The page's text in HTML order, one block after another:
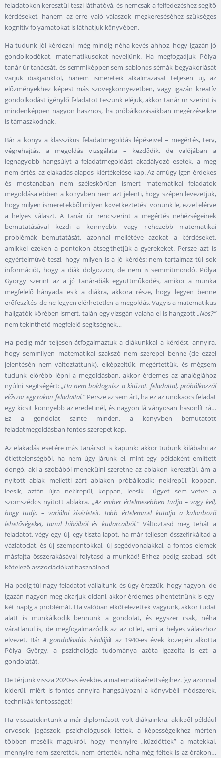
feladatokon keresztül teszi láthatóvá, és nemcsak a felfedezéshez segítő
kérdéseket, hanem az erre való válaszok megkereséséhez szükséges
kognitív folyamatokat is láthatjuk könyvében.
Ha tudunk jól kérdezni, még mindig néha kevés ahhoz, hogy igazán jó
gondolkodókat, matematikusokat neveljünk. Ha megfogadjuk Pólya
tanár úr tanácsát, és semmiképpen sem sablonos sémák begyakorlását
várjuk diákjainktól, hanem ismereteik alkalmazását teljesen új, az
előzményekhez képest más szövegkörnyezetben, vagy igazán kreatív
gondolkodást igénylő feladatot teszünk eléjük, akkor tanár úr szerint is
mindenképpen nagyon hasznos, ha próbálkozásaikban megérzéseikre
is támaszkodnak.
Bár a könyv a klasszikus feladatmegoldás lépéseivel – megértés, terv,
végrehajtás, a megoldás vizsgálata – kezdődik, de valójában a
legnagyobb hangsúlyt a feladatmegoldást akadályozó esetek, a meg
nem értés, az elakadás alapos kiértékelése kap. Az amúgy igen érdekes
és mostanában nem széleskörűen ismert matematikai feladatok
megoldása ebben a könyvben nem azt jelenti, hogy szépen levezetjük,
hogy milyen ismeretekből milyen következtetést vonunk le, ezzel elérve
a helyes választ. A tanár úr rendszerint a megértés nehézségeinek
bemutatásával kezdi a könnyebb, vagy nehezebb matematikai
problémák bemutatását, azonnal mellétéve azokat a kérdéseket,
amikkel ezeken a pontokon átsegíthetjük a gyerekeket. Persze azt is
egyértelművé teszi, hogy milyen is a jó kérdés: nem tartalmaz túl sok
információt, hogy a diák dolgozzon, de nem is semmitmondó. Pólya
György szerint az a jó tanár-diák együttműködés, amikor a munka
megfelelő hányada esik a diákra, akkora része, hogy legyen benne
erőfeszítés, de ne legyen elérhetetlen a megoldás. Vagyis a matematikus
hallgatók körében ismert, talán egy vizsgán valaha el is hangzott „Nos?”
nem tekinthető megfelelő segítségnek…
Ha pedig már teljesen átfogalmaztuk a diákunkkal a kérdést, annyira,
hogy semmilyen matematikai szakszó nem szerepel benne (de ezzel
jelentésén nem változtattunk), elképzeltük, megértettük, és mégsem
tudunk előrébb lépni a megoldásban, akkor érdemes az analógiához
nyúlni segítségért: „Ha nem boldogulsz a kitűzött feladattal, próbálkozzál
először egy rokon feladattal.”Persze az sem árt, ha ez az unokaöcs feladat
egy kicsit könnyebb az eredetinél, és nagyon látványosan hasonlít rá…
Ez a gondolat szinte minden, a könyvben bemutatott
feladatmegoldásban fontos szerepet kap.
Az elakadás esetére más tanácsot is kapunk: akkor tudunk kilábalni az
ötlettelenségből, ha nem úgy járunk el, mint egy példaként említett
dongó, aki a szobából menekülni szeretne az ablakon keresztül, ám a
nyitott ablak melletti zárt ablakon próbálkozik: nekirepül, koppan,
leesik, aztán újra nekirepül, koppan, leesik… ügyet sem vetve a
szomszédos nyitott ablakra. „Az ember értelmesebben tudja – vagy kell,
hogy tudja – variálni kísérleteit. Több értelemmel kutatja a különböző
lehetőségeket, tanul hibáiból és kudarcaiból.”Változtasd meg tehát a
feladatot, végy egy új, egy tiszta lapot, ha már teljesen összefirkáltad a
vázlatodat, és új szempontokkal, új segédvonalakkal, a fontos elemek
másfajta összerakásával folytasd a munkád! Ehhez pedig szabad, sőt
kötelező asszociációkat használnod!
Ha pedig túl nagy feladatot vállaltunk, és úgy érezzük, hogy nagyon, de
igazán nagyon meg akarjuk oldani, akkor érdemes pihentetnünk is egy-
két napig a problémát. Ha valóban elkötelezettek vagyunk, akkor tudat
alatt is munkálkodik bennünk a gondolat, és egyszer csak, néha
váratlanul is, de megfogalmazódik az az ötlet, ami a helyes válaszhoz
elvezet. BárA gondolkodás iskoláját az 1940-es évek közepén alkotta
Pólya György, a pszichológia tudománya azóta igazolta is ezt a
gondolatát.
De térjünk vissza 2020-as évekbe, a matematikaérettségihez, így azonnal
kiderül, miért is fontos annyira hangsúlyozni a könyvbéli módszerek,
technikák fontosságát!
Ha visszatekintünk a már diplomázott volt diákjainkra, akikből például
orvosok, jogászok, pszichológusok lettek, a képességeikhez mérten
többen mesélik magukról, hogy mennyire „küzdöttek” a matekkal,
mennyire nem szerették, nem értették, néha még féltek is az órákon…